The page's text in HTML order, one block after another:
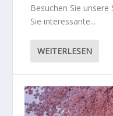
Besuchen Sie unsere
Sie interessante...
WEITERLESEN